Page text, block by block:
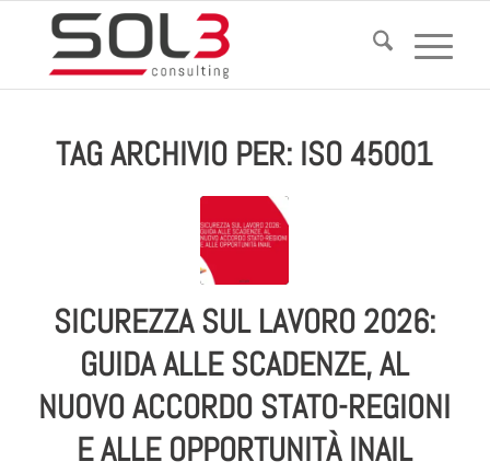
TAG ARCHIVIO PER: ISO 45001
SICUREZZA SUL LAVORO 2026:
GUIDA ALLE SCADENZE, AL
NUOVO ACCORDO STATO-REGIONI
E ALLE OPPORTUNITÀ INAIL